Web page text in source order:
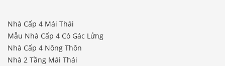
Nhà Cấp 4 Mái Thái
Mẫu Nhà Cấp 4 Có Gác Lửng
Nhà Cấp 4 Nông Thôn
Nhà 2 Tầng Mái Thái